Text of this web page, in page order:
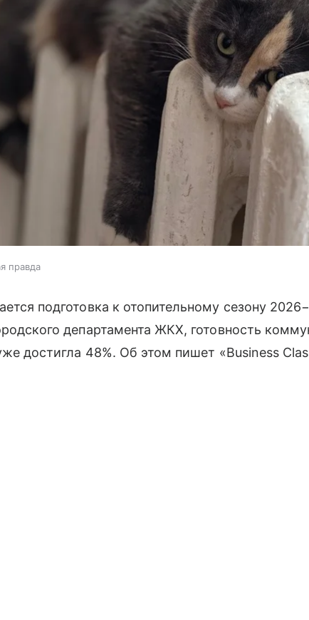
правда
подготовка к отопительному сезону
департамента ЖКХ, готовность
достигла 48%. Об этом пишет «Business